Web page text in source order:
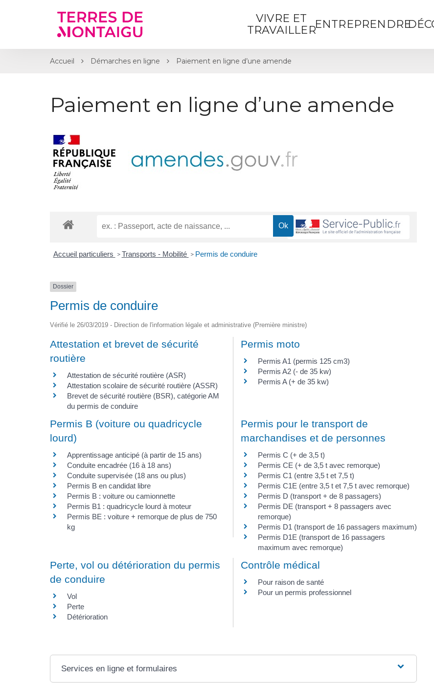
VIVRE ET
TRAVAILLERENTREPRENDRE
Accueil Démarches en ligne Paiement en ligne d’une amende
Paiement en ligne d’une amende
Accueil particuliers > Transports - Mobilité > Permis de conduire
Dossier
Permis de conduire
Vérifié le 26/03/2019 - Direction de l'information légale et administrative (Première ministre)
Attestation et brevet de sécurité
routière
Attestation de sécurité routière (ASR)
Attestation scolaire de sécurité routière (ASSR)
Brevet de sécurité routière (BSR), catégorie AM
du permis de conduire
Permis moto
Permis A1 (permis 125 cm3)
Permis A2 (- de 35 kw)
Permis A (+ de 35 kw)
Permis B (voiture ou quadricycle
lourd)
Apprentissage anticipé (à partir de 15 ans)
Conduite encadrée (16 à 18 ans)
Conduite supervisée (18 ans ou plus)
Permis B en candidat libre
Permis B : voiture ou camionnette
Permis B1 : quadricycle lourd à moteur
Permis BE : voiture + remorque de plus de 750
kg
Permis pour le transport de
marchandises et de personnes
Permis C (+ de 3,5 t)
Permis CE (+ de 3,5 t avec remorque)
Permis C1 (entre 3,5 t et 7,5 t)
Permis C1E (entre 3,5 t et 7,5 t avec remorque)
Permis D (transport + de 8 passagers)
Permis DE (transport + 8 passagers avec
remorque)
Permis D1 (transport de 16 passagers maximum)
Permis D1E (transport de 16 passagers
maximum avec remorque)
Perte, vol ou détérioration du permis
de conduire
Vol
Perte
Détérioration
Contrôle médical
Pour raison de santé
Pour un permis professionnel
Services en ligne et formulaires